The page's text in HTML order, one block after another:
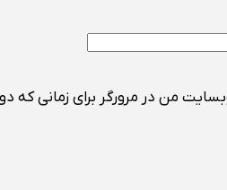
من در مرورگر برای زمانی که